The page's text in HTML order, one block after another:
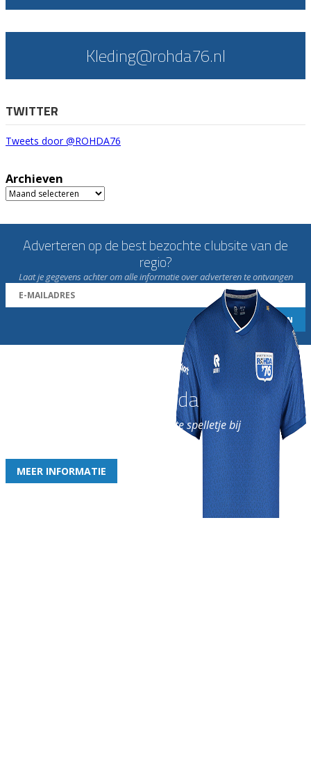
Kleding@rohda76.nl
TWITTER
Tweets door @ROHDA76
Archieven
Archieven
Adverteren op de best bezochte clubsite van de
regio?
Laat je gegevens achter om alle informatie over adverteren te ontvangen
Word nu lid van Rohda
en geniet iedere week van het leukste spelletje bij
MEER INFORMATIE